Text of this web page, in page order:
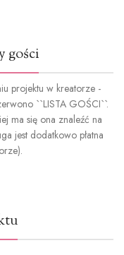
gości
projektu w kreatorze -
``LISTA GOŚCI``.
ma się ona znaleźć na
jest dodatkowo płatna